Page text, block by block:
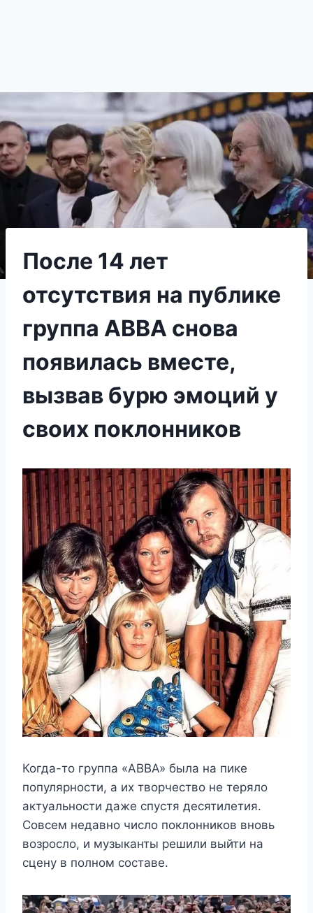
После 14 лет
отсутствия на публике
группа ABBA снова
появилась вместе,
вызвав бурю эмоций у
своих поклонников
Когда-то группа «ABBA» была на пике
популярности, а их творчество не теряло
актуальности даже спустя десятилетия.
Совсем недавно число поклонников вновь
возросло, и музыканты решили выйти на
сцену в полном составе.